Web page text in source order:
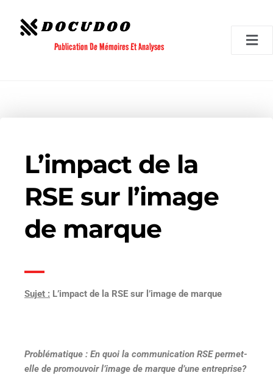
contenu
Publication De Mémoires Et Analyses
L’impact de la
RSE sur l’image
de marque
Sujet : L’impact de la RSE sur l’image de marque
Problématique : En quoi la communication RSE permet-
elle de promouvoir l’image de marque d’une entreprise?